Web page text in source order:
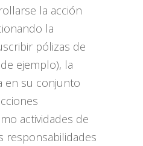
la acción
la
pólizas de
ejemplo), la
en su conjunto
actividades de
responsabilidades